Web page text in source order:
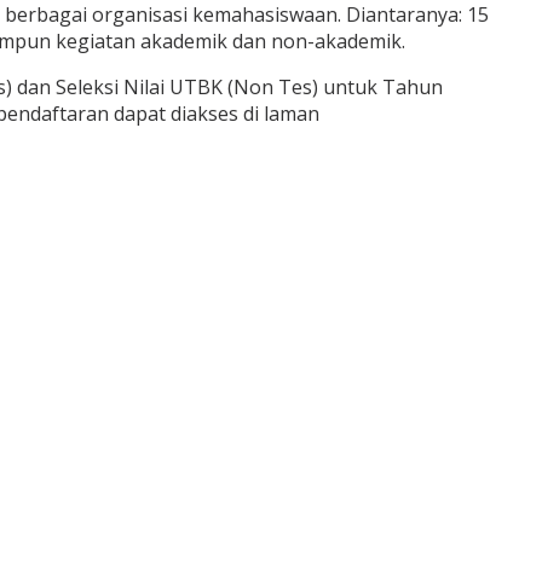
organisasi kemahasiswaan. Diantaranya: 15
kegiatan akademik dan non-akademik.
dan Seleksi Nilai UTBK (Non Tes) untuk Tahun
dapat diakses di laman